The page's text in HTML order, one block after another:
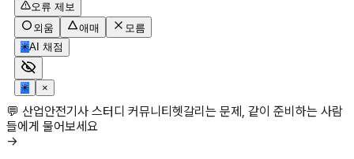
오류 제보
외움
애매
모름
✳AI 채점
✳ ×
💬 산업안전기사 스터디 커뮤니티헷갈리는 문제, 같이 준비하는 사람
들에게 물어보세요
→